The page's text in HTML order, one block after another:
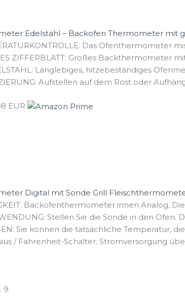
Edelstahl – Backofen Thermometer mit
Das Ofenthermometer
ZIFFERBLATT: Großes Backthermometer
Langlebiges, hitzebeständiges
Aufstellen auf dem Rost oder
EUR
Digital mit Sonde Grill
Backofenthermometer innen Analog,
Stellen Sie die Sonde in den
Sie können die tatsächliche Temperatur,
/ Fahrenheit-Schalter; Stromversorgung
9